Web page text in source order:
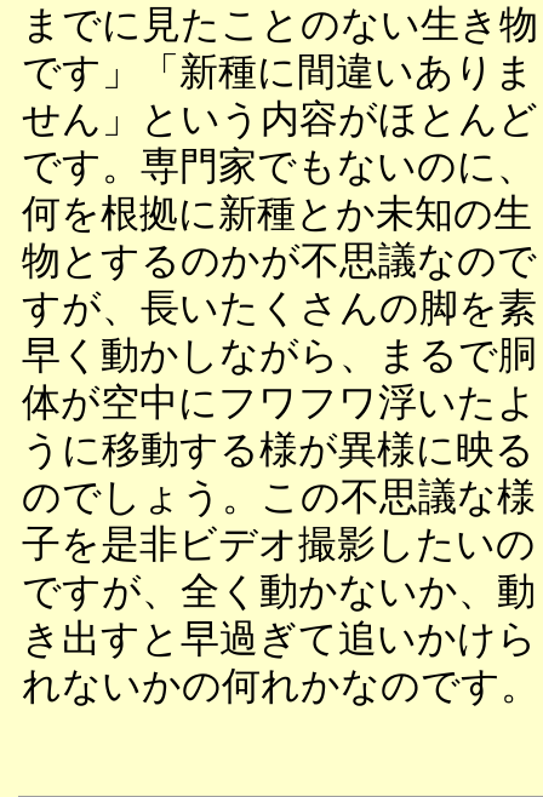
までに見たことのない生き物
です」「新種に間違いありま
せん」という内容がほとんど
です。専門家でもないのに、
何を根拠に新種とか未知の生
物とするのかが不思議なので
すが、長いたくさんの脚を素
早く動かしながら、まるで胴
体が空中にフワフワ浮いたよ
うに移動する様が異様に映る
のでしょう。この不思議な様
子を是非ビデオ撮影したいの
ですが、全く動かないか、動
き出すと早過ぎて追いかけら
れないかの何れかなのです。